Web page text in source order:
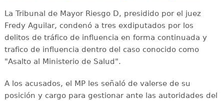
La Tribunal de Mayor Riesgo D, presidido por el juez
Fredy Aguilar, condenó a tres exdiputados por los
delitos de tráfico de influencia en forma continuada y
trafico de influencia dentro del caso conocido como
"Asalto al Ministerio de Salud".
A los acusados, el MP les señaló de valerse de su
posición y cargo para gestionar ante las autoridades del